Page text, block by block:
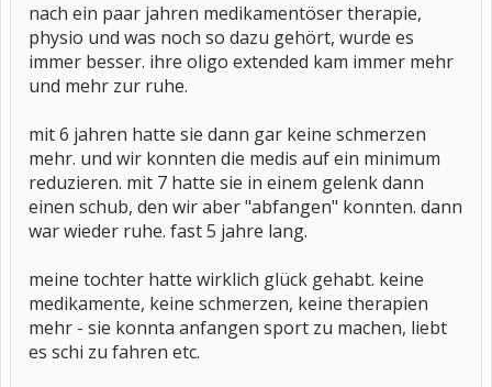
nach ein paar jahren medikamentöser therapie,
physio und was noch so dazu gehört, wurde es
immer besser. ihre oligo extended kam immer mehr
und mehr zur ruhe.
mit 6 jahren hatte sie dann gar keine schmerzen
mehr. und wir konnten die medis auf ein minimum
reduzieren. mit 7 hatte sie in einem gelenk dann
einen schub, den wir aber "abfangen" konnten. dann
war wieder ruhe. fast 5 jahre lang.
meine tochter hatte wirklich glück gehabt. keine
medikamente, keine schmerzen, keine therapien
mehr - sie konnta anfangen sport zu machen, liebt
es schi zu fahren etc.